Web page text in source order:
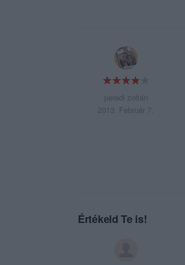
peredi zoltán
2013. Február 7.
Értékeld Te is!